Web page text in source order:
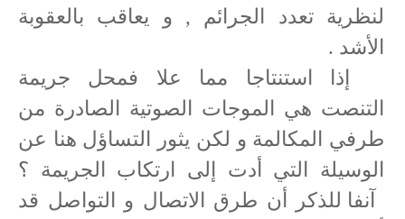
لنظرية تعدد الجرائم , و يعاقب بالعقوبة
الأشد .
إذا استنتاجا مما علا فمحل جريمة
التنصت هي الموجات الصوتية الصادرة من
طرفي المكالمة و لكن يثور التساؤل هنا عن
الوسيلة التي أدت إلى ارتكاب الجريمة ؟
آنفا للذكر أن طرق الاتصال و التواصل قد